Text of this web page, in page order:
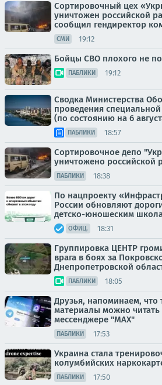
Сортировочный цех
уничтожен российской
сообщил гендиректор
СМИ 19:12
Бойцы СВО плохого не
ПАБЛИКИ 19:12
Сводка Министерства
проведения
(по состоянию на 6
ПАБЛИКИ 18:57
Сортировочное депо
уничтожено российской
ПАБЛИКИ 18:38
По нацпроекту
России обновляют
детско-юношеским
ОФИЦ. 18:31
Группировка ЦЕНТР
врага в боях за
Днепропетровской
ПАБЛИКИ 18:05
Друзья, напоминаем, что
материалы можно читать
мессенджере "МАХ"
ПАБЛИКИ 17:53
Украина стала
колумбийских
ПАБЛИКИ 17:50